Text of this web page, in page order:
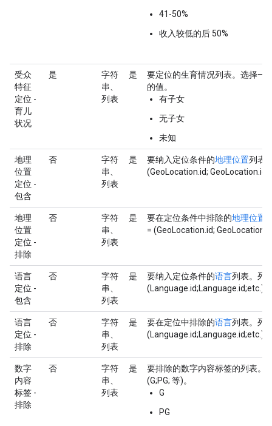
41-50%
收入较低的后 50%
受众
特征
定位 -
育儿
状况
是
字符
串、
列表
是
要定位的生育情况列表。选择一
的值。
有子女
无子女
未知
地理
位置
定位 -
包含
否
字符
串、
列表
是 要纳入定位条件的地理位置列表
(GeoLocation.id;
地理
位置
定位 -
排除
否
字符
串、
列表
是 要在定位条件中排除的地理位置
= (GeoLocation.id;
语言
定位 -
包含
否
字符
串、
列表
是 要纳入定位条件的语言列表。列
(Language.id;Language.id;etc.)。
语言
定位 -
排除
否
字符
串、
列表
是 要在定位中排除的语言列表。列
(Language.id;Language.id;etc.)。
数字
内容
标签 -
排除
否
字符
串、
列表
是
要排除的数字内容标签的列表。
(G;PG; 等)。
G
PG